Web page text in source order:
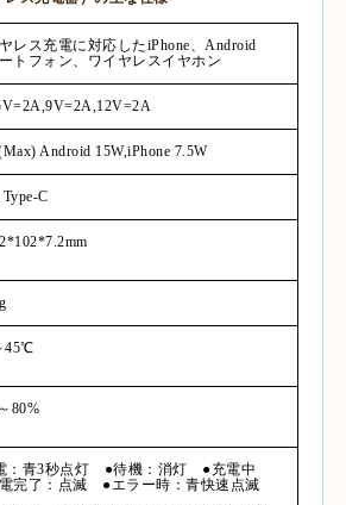
レス充電に対応したiPhone、Android
トフォン、ワイヤレスイヤホン
Android 15W,iPhone 7.5W
C
45℃
～ 80%
：青3秒点灯 ●待機：消灯 ●充電中
完了：点滅 ●エラー時：青快速点滅